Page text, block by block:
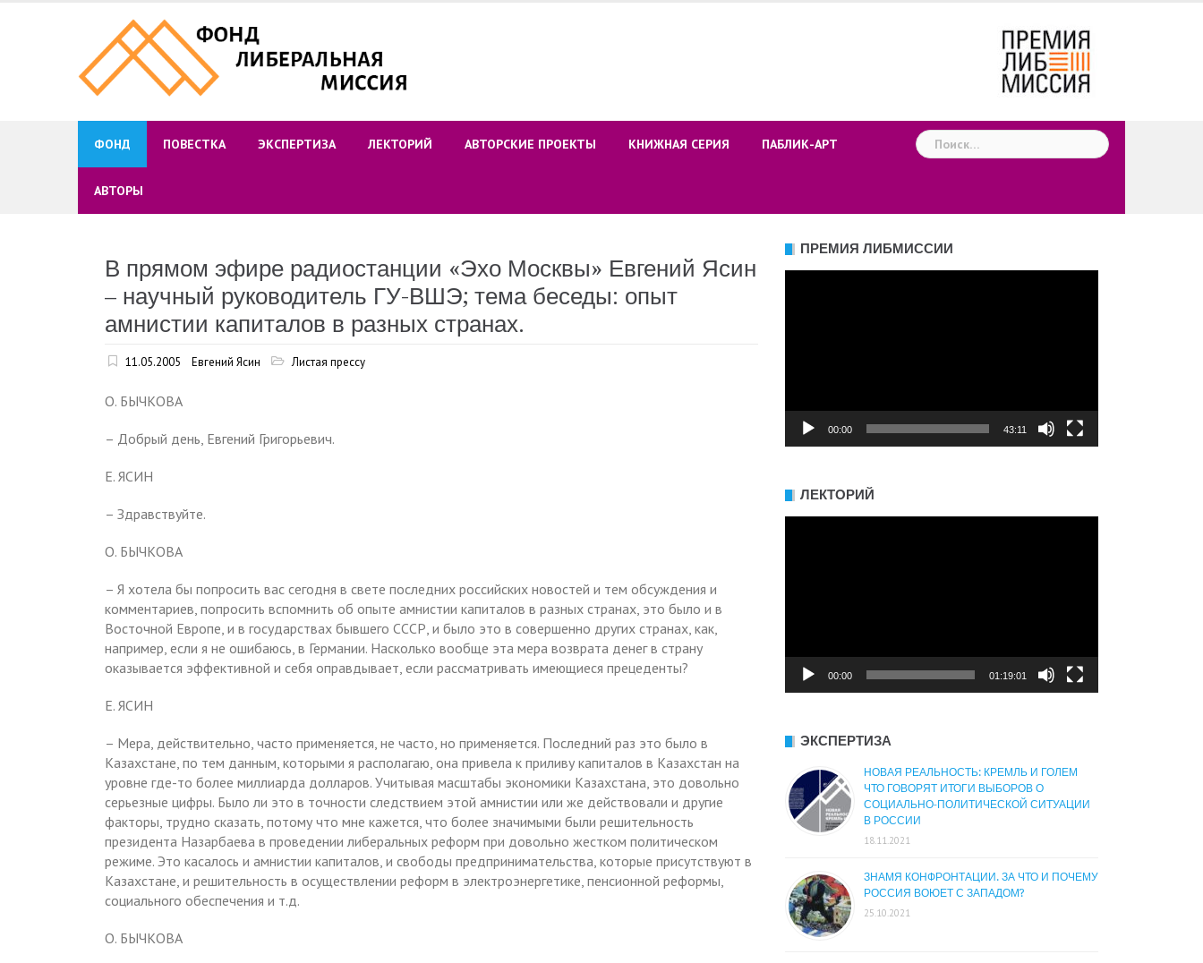
ФОНД ПОВЕСТКА ЭКСПЕРТИЗА ЛЕКТОРИЙ АВТОРСКИЕ ПРОЕКТЫ КНИЖНАЯ СЕРИЯ ПАБЛИК-АРТ
АВТОРЫ
Найти:
В прямом эфире радиостанции «Эхо Москвы» Евгений Ясин
– научный руководитель ГУ-ВШЭ; тема беседы: опыт
амнистии капиталов в разных странах.
11.05.2005 Евгений Ясин Листая прессу
О. БЫЧКОВА
– Добрый день, Евгений Григорьевич.
Е. ЯСИН
– Здравствуйте.
О. БЫЧКОВА
– Я хотела бы попросить вас сегодня в свете последних российских новостей и тем обсуждения и
комментариев, попросить вспомнить об опыте амнистии капиталов в разных странах, это было и в
Восточной Европе, и в государствах бывшего СССР, и было это в совершенно других странах, как,
например, если я не ошибаюсь, в Германии. Насколько вообще эта мера возврата денег в страну
оказывается эффективной и себя оправдывает, если рассматривать имеющиеся прецеденты?
Е. ЯСИН
– Мера, действительно, часто применяется, не часто, но применяется. Последний раз это было в
Казахстане, по тем данным, которыми я располагаю, она привела к приливу капиталов в Казахстан на
уровне где-то более миллиарда долларов. Учитывая масштабы экономики Казахстана, это довольно
серьезные цифры. Было ли это в точности следствием этой амнистии или же действовали и другие
факторы, трудно сказать, потому что мне кажется, что более значимыми были решительность
президента Назарбаева в проведении либеральных реформ при довольно жестком политическом
режиме. Это касалось и амнистии капиталов, и свободы предпринимательства, которые присутствуют в
Казахстане, и решительность в осуществлении реформ в электроэнергетике, пенсионной реформы,
социального обеспечения и т.д.
О. БЫЧКОВА
ПРЕМИЯ ЛИБМИССИИ
00:00 43:11
ЛЕКТОРИЙ
00:00 01:19:01
ЭКСПЕРТИЗА
НОВАЯ РЕАЛЬНОСТЬ: КРЕМЛЬ И ГОЛЕМ
ЧТО ГОВОРЯТ ИТОГИ ВЫБОРОВ О
СОЦИАЛЬНО-ПОЛИТИЧЕСКОЙ СИТУАЦИИ
В РОССИИ
18.11.2021
ЗНАМЯ КОНФРОНТАЦИИ. ЗА ЧТО И ПОЧЕМУ
РОССИЯ ВОЮЕТ С ЗАПАДОМ?
25.10.2021